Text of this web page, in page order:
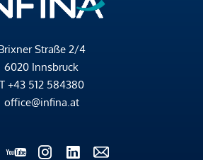
Straße 2/4
6020 Innsbruck
T +43 512 584380
office@infina.at